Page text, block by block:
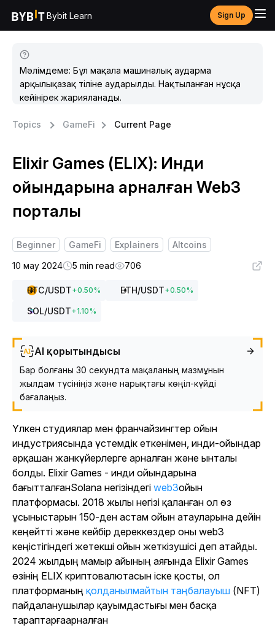
Bybit Learn Sign Up
Мәлімдеме: Бұл мақала машиналық аударма
арқылықазақ тіліне аударылды. Нақтыланған нұсқа
кейінірек жарияланады.
Topics GameFi Current Page
Elixir Games (ELIX): Инди
ойындарына арналған Web3
порталы
Beginner GameFi Explainers
Altcoins
10 мау 2024
5 min read 706
BTC/USDT+0.50% ETH/USDT+0.50%
SOL/USDT+1.10%
AI қорытындысы
Бар болғаны 30 секундта мақаланың мазмұнын
жылдам түсініңіз және нарықтағы көңіл-күйді
бағалаңыз.
Үлкен студиялар мен франчайзингтер ойын
индустриясында үстемдік еткенімен, инди-ойындар
әрқашан жанкүйерлерге арналған және ынталы
болды. Elixir Games - инди ойындарына
бағытталғанSolana негізіндегі web3ойын
платформасы. 2018 жылы негізі қаланған ол өз
ұсыныстарын 150-ден астам ойын атауларына дейін
кеңейтті және кейбір дереккөздер оны web3
кеңістігіндегі жетекші ойын жеткізушісі деп атайды.
2024 жылдың мамыр айының аяғында Elixir Games
өзінің ELIX криптовалютасын іске қосты, ол
платформаның қолданылмайтын таңбалауыш (NFT)
пайдаланушылар қауымдастығы мен басқа
тараптарғаарналған